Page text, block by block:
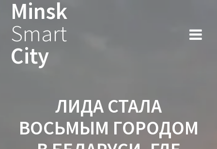
Minsk
Smart
City
ЛИДА СТАЛА
ВОСЬМЫМ ГОРОДОМ